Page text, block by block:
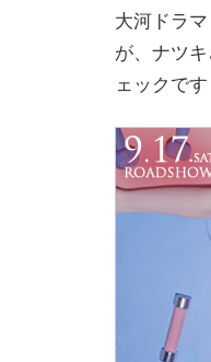
大河ドラ
が、ナツ
ェックです